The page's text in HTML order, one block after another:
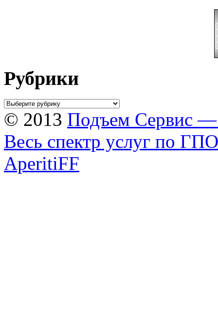
Рубрики
© 2013 Подъем Cервис
Весь спектр услуг по ГПО
AperitiFF